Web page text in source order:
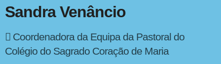
Sandra Venâncio
Coordenadora da Equipa da Pastoral do
Colégio do Sagrado Coração de Maria